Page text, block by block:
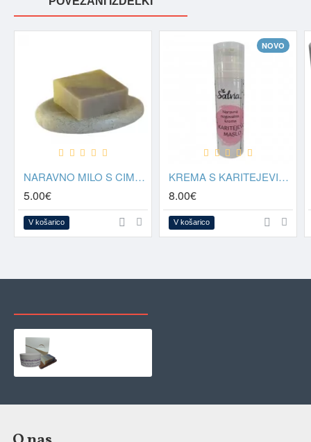
NARAVNO MILO S CIMETOM
5.00€
V košarico
NOVO
KREMA S KARITEJEVIM MASLOM
8.00€
V košarico